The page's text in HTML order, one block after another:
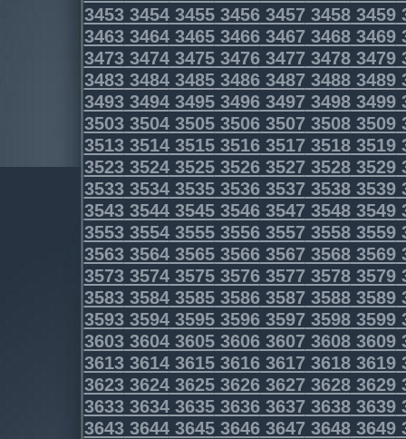
3453345434553456345734583459
3463346434653466346734683469
3473347434753476347734783479
3483348434853486348734883489
3493349434953496349734983499
3503350435053506350735083509
3513351435153516351735183519
3523352435253526352735283529
3533353435353536353735383539
3543354435453546354735483549
3553355435553556355735583559
3563356435653566356735683569
3573357435753576357735783579
3583358435853586358735883589
3593359435953596359735983599
3603360436053606360736083609
3613361436153616361736183619
3623362436253626362736283629
3633363436353636363736383639
3643364436453646364736483649